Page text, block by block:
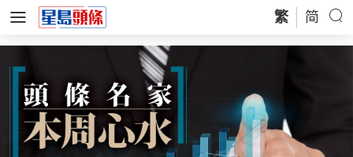
繁 简